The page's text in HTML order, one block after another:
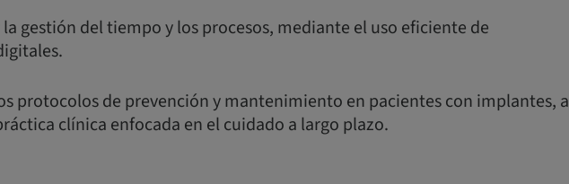
del tiempo y los procesos, mediante el uso eficiente de
protocolos de prevención y mantenimiento en pacientes con implantes, a
clínica enfocada en el cuidado a largo plazo.